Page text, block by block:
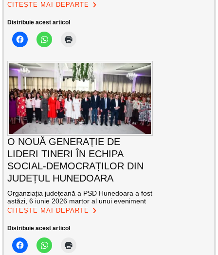
CITEȘTE MAI DEPARTE
Distribuie acest articol
O NOUĂ GENERAȚIE DE
LIDERI TINERI ÎN ECHIPA
SOCIAL-DEMOCRAȚILOR DIN
JUDEȚUL HUNEDOARA
Organziația județeană a PSD Hunedoara a fost
astăzi, 6 iunie 2026 martor al unui eveniment
CITEȘTE MAI DEPARTE
Distribuie acest articol